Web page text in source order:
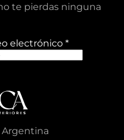
te pierdas ninguna
electrónico *
Argentina